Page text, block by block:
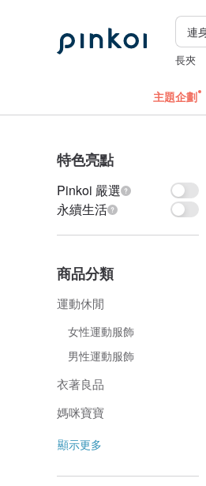
長夾
主題企劃
特色亮點
Pinkoi 嚴選
永續生活
商品分類
運動休閒
女性運動服飾
男性運動服飾
衣著良品
媽咪寶寶
顯示更多